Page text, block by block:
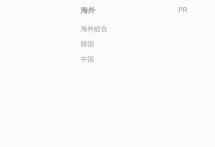
海外
海外総合
韓国
中国
PR